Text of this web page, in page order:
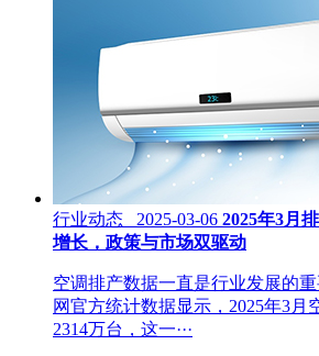
行业动态 2025-03-06 2025年3月
增长，政策与市场双驱动
空调排产数据一直是行业发展的
网官方统计数据显示，2025年3月
2314万台，这一···